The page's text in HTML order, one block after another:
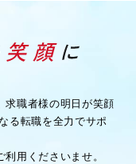
求職者様の明日が笑顔
る転職を全力でサポ
用くださいませ。